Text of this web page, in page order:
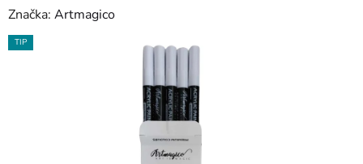
Značka: Artmagico
TIP